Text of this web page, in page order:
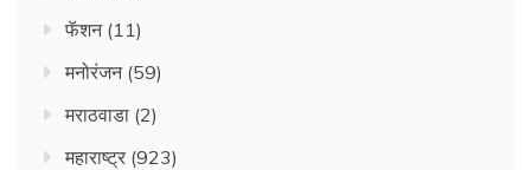
फॅशन(11)
मनोरंजन(59)
मराठवाडा (2)
महाराष्ट्र (923)